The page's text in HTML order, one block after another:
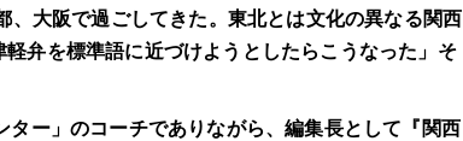
大阪で過ごしてきた。東北とは文化の異なる関西
弁を標準語に近づけようとしたらこうなった」そ
ー」のコーチでありながら、編集長として『関西